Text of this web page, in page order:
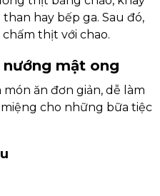
hay bếp ga. Sau đó,
thịt với chao.
mật ong
ăn đơn giản, dễ làm
cho những bữa tiệc